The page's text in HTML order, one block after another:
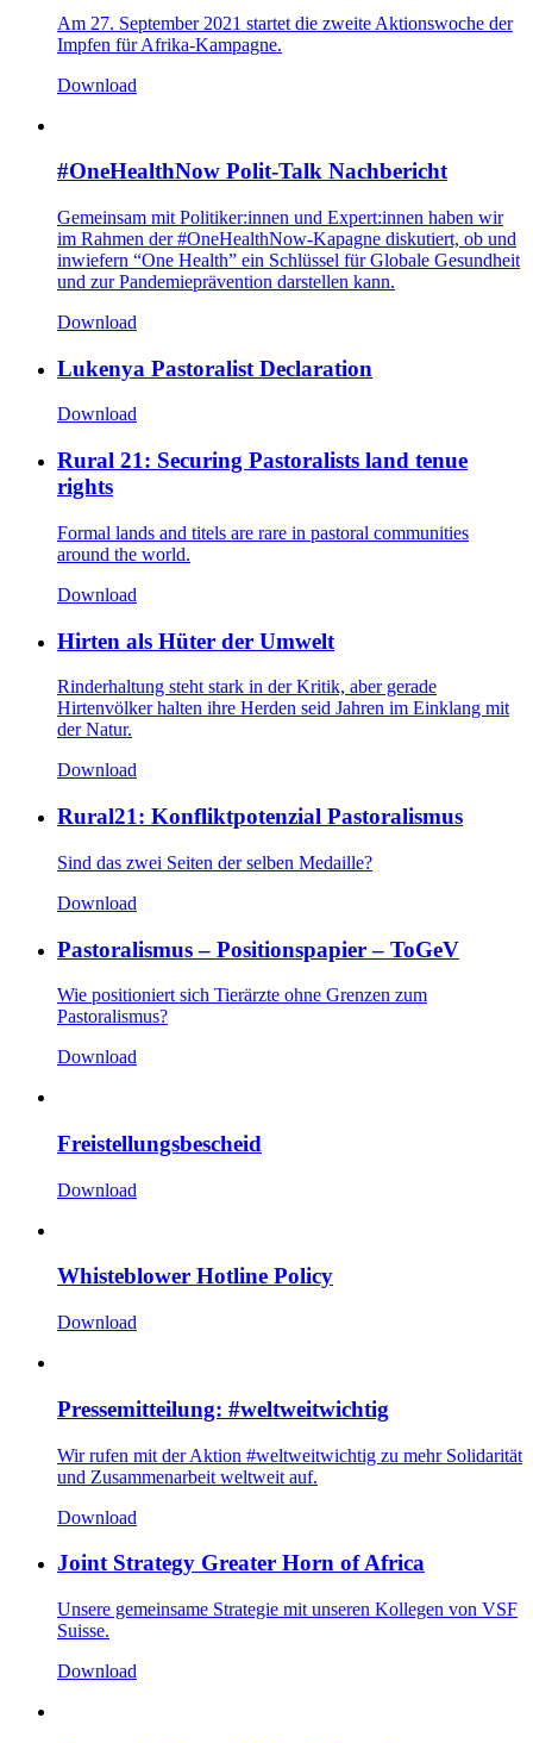
Am 27. September 2021 startet die zweite Aktionswoche der
Impfen für Afrika-Kampagne.
Download
#OneHealthNow Polit-Talk Nachbericht
Gemeinsam mit Politiker:innen und Expert:innen haben wir
im Rahmen der #OneHealthNow-Kapagne diskutiert, ob und
inwiefern “One Health” ein Schlüssel für Globale Gesundheit
und zur Pandemieprävention darstellen kann.
Download
Lukenya Pastoralist Declaration
Download
Rural 21: Securing Pastoralists land tenue
rights
Formal lands and titels are rare in pastoral communities
around the world.
Download
Hirten als Hüter der Umwelt
Rinderhaltung steht stark in der Kritik, aber gerade
Hirtenvölker halten ihre Herden seid Jahren im Einklang mit
der Natur.
Download
Rural21: Konfliktpotenzial Pastoralismus
Sind das zwei Seiten der selben Medaille?
Download
Pastoralismus – Positionspapier – ToGeV
Wie positioniert sich Tierärzte ohne Grenzen zum
Pastoralismus?
Download
Freistellungsbescheid
Download
Whisteblower Hotline Policy
Download
Pressemitteilung: #weltweitwichtig
Wir rufen mit der Aktion #weltweitwichtig zu mehr Solidarität
und Zusammenarbeit weltweit auf.
Download
Joint Strategy Greater Horn of Africa
Unsere gemeinsame Strategie mit unseren Kollegen von VSF
Suisse.
Download